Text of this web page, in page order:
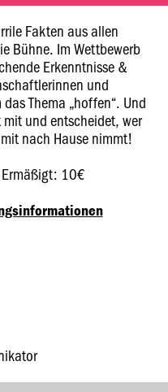
Fakten aus allen
Bühne. Im Wettbewerb
Erkenntnisse &
und
Thema „hoffen“. Und
und entscheidet, wer
nach Hause nimmt!
10€